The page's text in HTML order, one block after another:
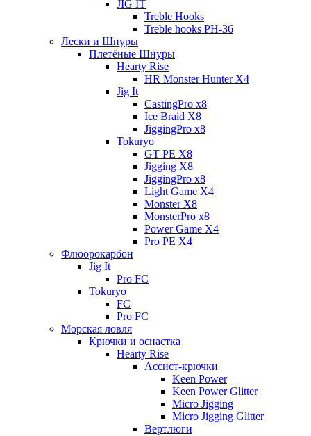
JIG IT
Treble Hooks
Treble hooks PH-36
Лески и Шнуры
Плетёные Шнуры
Hearty Rise
HR Monster Hunter X4
Jig It
CastingPro x8
Ice Braid X8
JiggingPro x8
Tokuryo
GT PE X8
Jigging X8
JiggingPro x8
Light Game X4
Monster X8
MonsterPro x8
Power Game X4
Pro PE X4
Флюорокарбон
Jig It
Pro FC
Tokuryo
FC
Pro FC
Морская ловля
Крючки и оснастка
Hearty Rise
Ассист-крючки
Keen Power
Keen Power Glitter
Micro Jigging
Micro Jigging Glitter
Вертлюги